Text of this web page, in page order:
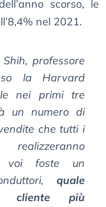
scorso, le
nel 2021.
professore
la Harvard
nei primi tre
un numero di
che tutti i
voi foste un
quale
cliente più